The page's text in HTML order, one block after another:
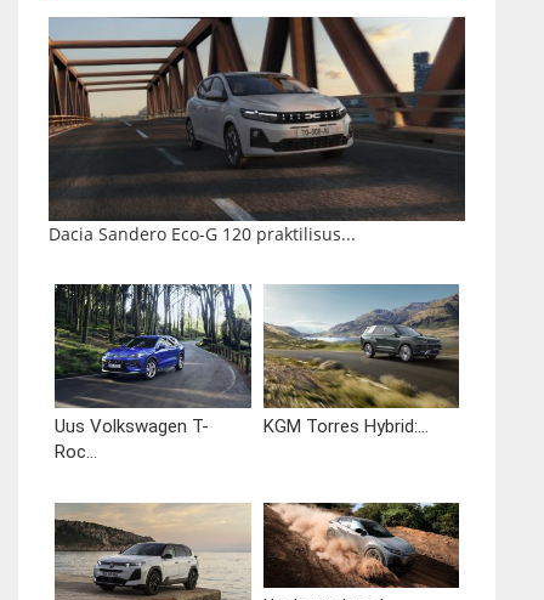
Dacia Sandero Eco-G 120 praktilisus...
Uus Volkswagen T-
Roc...
KGM Torres Hybrid:...